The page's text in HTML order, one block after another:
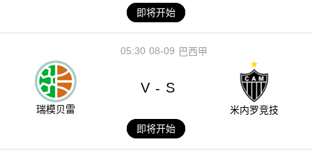
即将开始
08-09
05:30 巴西甲
瑞模贝雷
V - S
米内罗竞技
即将开始